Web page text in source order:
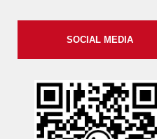
SOCIAL MEDIA